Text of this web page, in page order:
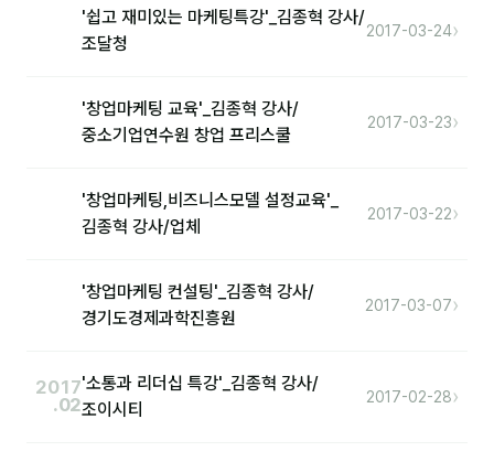
'쉽고 재미있는 마케팅특강'_김종혁 강사/
조달청
2017-03-24›
'창업마케팅 교육'_김종혁 강사/
중소기업연수원 창업 프리스쿨
2017-03-23›
'창업마케팅,비즈니스모델 설정교육'_
김종혁 강사/업체
2017-03-22›
'창업마케팅 컨설팅'_김종혁 강사/
경기도경제과학진흥원
2017-03-07›
2017
.02
'소통과 리더십 특강'_김종혁 강사/
조이시티
2017-02-28›